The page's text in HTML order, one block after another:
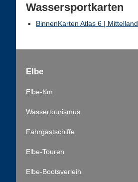
Wassersportkarten
BinnenKarten Atlas 6 |
Elbe
Elbe-Km
Wassertourismus
Fahrgastschiffe
Elbe-Touren
Elbe-Bootsverleih